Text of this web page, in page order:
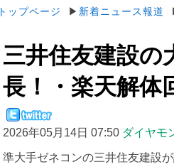
トップページ ▶ 新着ニュース報道
三井住友建設の
長！・楽天解体
2026年05月14日 07:50 ダイヤモ
準大手ゼネコンの三井住友建設